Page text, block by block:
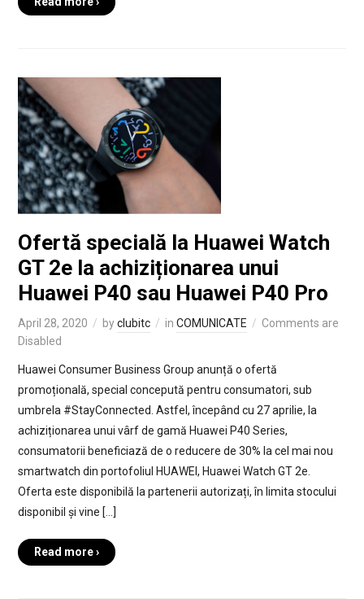
Ofertă specială la Huawei Watch
GT 2e la achiziționarea unui
Huawei P40 sau Huawei P40 Pro
April 28, 2020 byclubitc in COMUNICATE
Comments are
Disabled
Huawei Consumer Business Group anunță o ofertă
promoțională, special concepută pentru consumatori, sub
umbrela #StayConnected. Astfel, începând cu 27 aprilie, la
achiziționarea unui vârf de gamă Huawei P40 Series,
consumatorii beneficiază de o reducere de 30% la cel mai nou
smartwatch din portofoliul HUAWEI, Huawei Watch GT 2e.
Oferta este disponibilă la partenerii autorizați, în limita stocului
disponibil și vine […]
Read more ›